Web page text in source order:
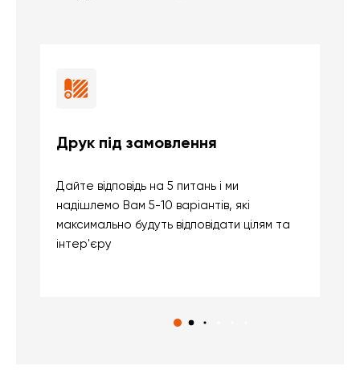
Друк під замовлення
Дайте відповідь на 5 питань і ми
надішлемо Вам 5-10 варіантів, які
максимально будуть відповідати цілям та
інтер'єру